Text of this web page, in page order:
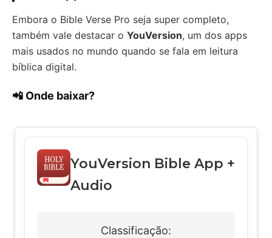
Embora o Bible Verse Pro seja super completo,
também vale destacar o YouVersion, um dos apps
mais usados no mundo quando se fala em leitura
bíblica digital.
📲 Onde baixar?
YouVersion Bible App +
Audio
Classificação: